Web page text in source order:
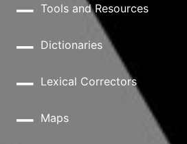
Tools and Resources
Dictionaries
Lexical Correctors
Maps